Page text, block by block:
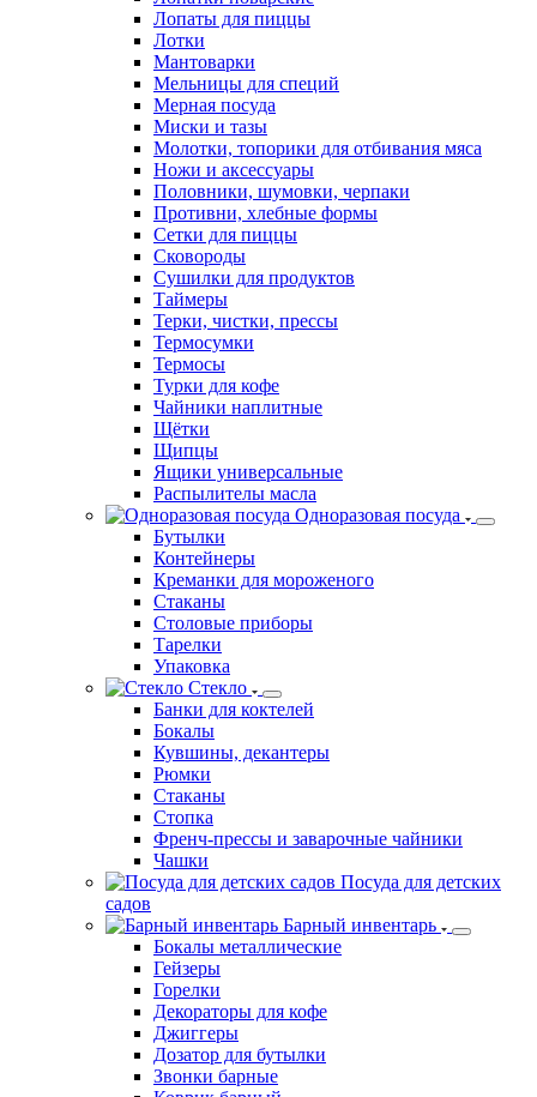
Лопаты для пиццы
Лотки
Мантоварки
Мельницы для специй
Мерная посуда
Миски и тазы
Молотки, топорики для отбивания мяса
Ножи и аксессуары
Половники, шумовки, черпаки
Противни, хлебные формы
Сетки для пиццы
Сковороды
Сушилки для продуктов
Таймеры
Терки, чистки, прессы
Термосумки
Термосы
Турки для кофе
Чайники наплитные
Щётки
Щипцы
Ящики универсальные
Распылителы масла
Одноразовая посуда
Бутылки
Контейнеры
Креманки для мороженого
Стаканы
Столовые приборы
Тарелки
Упаковка
Стекло
Банки для коктелей
Бокалы
Кувшины, декантеры
Рюмки
Стаканы
Стопка
Френч-прессы и заварочные чайники
Чашки
Посуда для детских
садов
Барный инвентарь
Бокалы металлические
Гейзеры
Горелки
Декораторы для кофе
Джиггеры
Дозатор для бутылки
Звонки барные